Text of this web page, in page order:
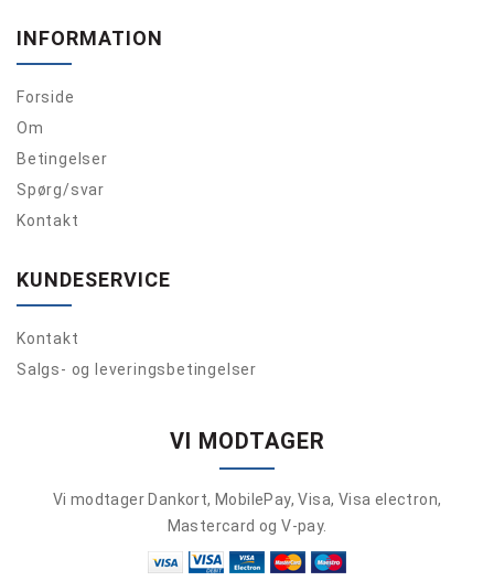
INFORMATION
Forside
Om
Betingelser
Spørg/svar
Kontakt
KUNDESERVICE
Kontakt
Salgs- og leveringsbetingelser
VI MODTAGER
Vi modtager Dankort, MobilePay, Visa, Visa electron,
Mastercard og V-pay.